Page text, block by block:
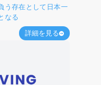
う存在として日本一
なる
詳細を見る